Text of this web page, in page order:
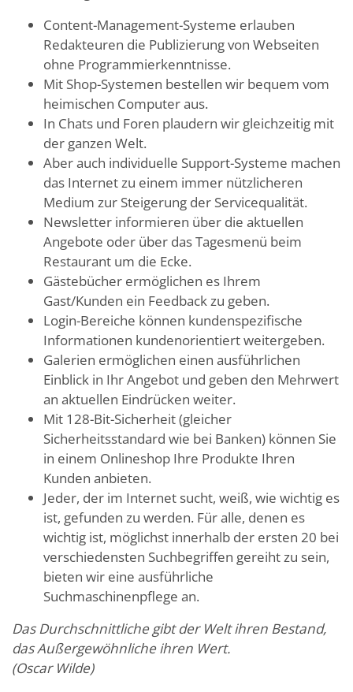
Content-Management-Systeme erlauben
Redakteuren die Publizierung von Webseiten
ohne Programmierkenntnisse.
Mit Shop-Systemen bestellen wir bequem vom
heimischen Computer aus.
In Chats und Foren plaudern wir gleichzeitig mit
der ganzen Welt.
Aber auch individuelle Support-Systeme machen
das Internet zu einem immer nützlicheren
Medium zur Steigerung der Servicequalität.
Newsletter informieren über die aktuellen
Angebote oder über das Tagesmenü beim
Restaurant um die Ecke.
Gästebücher ermöglichen es Ihrem
Gast/Kunden ein Feedback zu geben.
Login-Bereiche können kundenspezifische
Informationen kundenorientiert weitergeben.
Galerien ermöglichen einen ausführlichen
Einblick in Ihr Angebot und geben den Mehrwert
an aktuellen Eindrücken weiter.
Mit 128-Bit-Sicherheit (gleicher
Sicherheitsstandard wie bei Banken) können Sie
in einem Onlineshop Ihre Produkte Ihren
Kunden anbieten.
Jeder, der im Internet sucht, weiß, wie wichtig es
ist, gefunden zu werden. Für alle, denen es
wichtig ist, möglichst innerhalb der ersten 20 bei
verschiedensten Suchbegriffen gereiht zu sein,
bieten wir eine ausführliche
Suchmaschinenpflege an.
Das Durchschnittliche gibt der Welt ihren Bestand,
das Außergewöhnliche ihren Wert.
(Oscar Wilde)